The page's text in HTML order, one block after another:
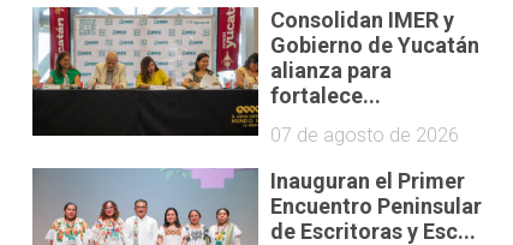
Consolidan IMER y
Gobierno de Yucatán
alianza para
fortalece...
07 de agosto de 2026
Inauguran el Primer
Encuentro Peninsular
de Escritoras y Esc...